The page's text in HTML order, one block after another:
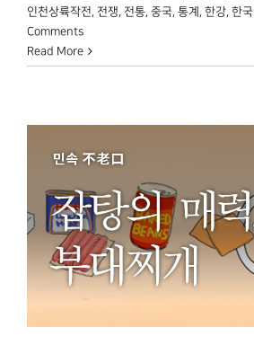
인천상륙작전, 전쟁, 전통, 중국, 통계 , 한강, 한
Comments
Read More